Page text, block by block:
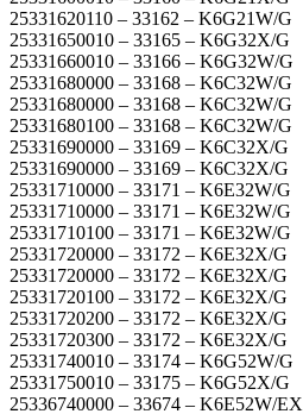
25331620110 – 33162 – K6G21W/G
25331650010 – 33165 – K6G32X/G
25331660010 – 33166 – K6G32W/G
25331680000 – 33168 – K6C32W/G
25331680000 – 33168 – K6C32W/G
25331680100 – 33168 – K6C32W/G
25331690000 – 33169 – K6C32X/G
25331690000 – 33169 – K6C32X/G
25331710000 – 33171 – K6E32W/G
25331710000 – 33171 – K6E32W/G
25331710100 – 33171 – K6E32W/G
25331720000 – 33172 – K6E32X/G
25331720000 – 33172 – K6E32X/G
25331720100 – 33172 – K6E32X/G
25331720200 – 33172 – K6E32X/G
25331720300 – 33172 – K6E32X/G
25331740010 – 33174 – K6G52W/G
25331750010 – 33175 – K6G52X/G
25336740000 – 33674 – K6E52W/EX